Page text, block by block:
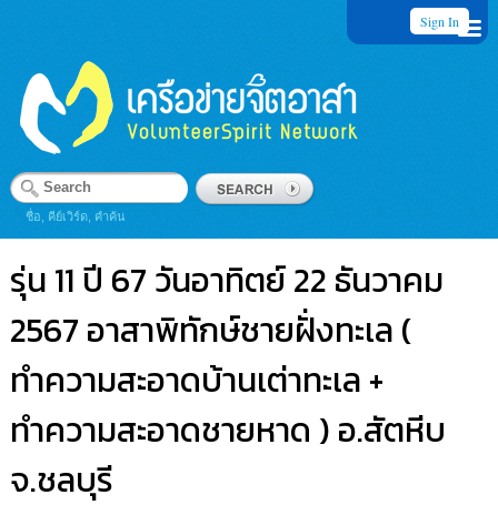
Sign In
ชื่อ, คีย์เวิร์ด, คำค้น
รุ่น 11 ปี 67 วันอาทิตย์ 22 ธันวาคม
2567 อาสาพิทักษ์ชายฝั่งทะเล (
ทำความสะอาดบ้านเต่าทะเล +
ทำความสะอาดชายหาด ) อ.สัตหีบ
จ.ชลบุรี